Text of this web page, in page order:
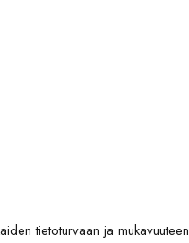
tietoturvaan ja